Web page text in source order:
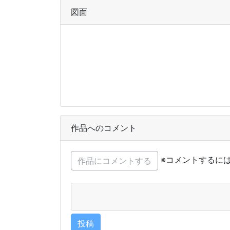
図面
作品へのコメント
※コメントするに